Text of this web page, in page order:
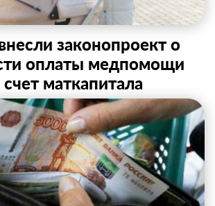
законопроект о
оплаты медпомощи
маткапитала